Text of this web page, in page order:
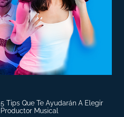
5 Tips Que Te Ayudarán A Elegir
Productor Musical